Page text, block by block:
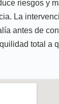
riesgos y
La
antes de
total a